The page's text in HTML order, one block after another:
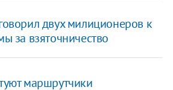
двух милиционеров к
за взяточничество
маршрутчики